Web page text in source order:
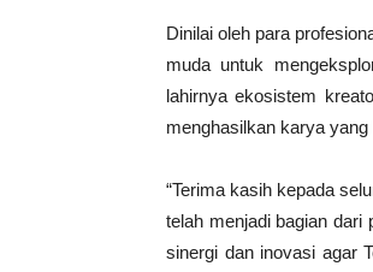
Dinilai oleh para
muda untuk
lahirnya ekosistem
menghasilkan karya yang
“Terima kasih kepada
telah menjadi bagian dari
sinergi dan inovasi agar